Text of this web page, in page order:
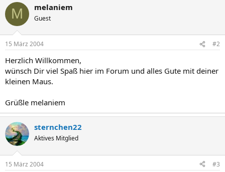
M melaniem
Guest
15 März 2004 #2
Herzlich Willkommen,
wünsch Dir viel Spaß hier im Forum und alles Gute mit deiner
kleinen Maus.
Grüßle melaniem
sternchen22
Aktives Mitglied
15 März 2004 #3